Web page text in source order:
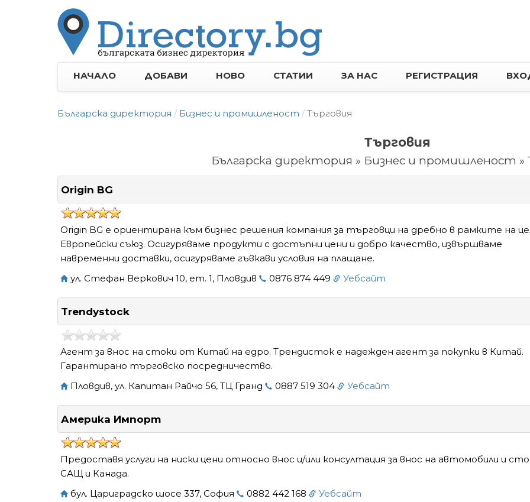
НАЧАЛО ДОБАВИ НОВО СТАТИИ ЗА НАС РЕГИСТРАЦИЯ
Българска директория Бизнес и промишленост Търговия
Търговия
Българска директория » Бизнес и промишленост »
Origin BG
Origin BG е ориентирана към бизнес решения компания за търговци на дребно в рамките на
Европейски съюз. Осигуряваме продукти с достъпни цени и добро качество, извършваме
навременни доставки, осигуряваме гъвкави условия на плащане.
ул. Стефан Веркович 10, ет. 1, Пловдив
0876 874 449 Уебсайт
Trendystock
Агент за внос на стоки от Китай на едро. Трендисток е надежден агент за покупки в Китай.
Гарантирано търговско посредничество.
Пловдив, ул. Капитан Райчо 56, ТЦ Гранд
0887 519 304 Уебсайт
Америка Импорт
Предоставя услуги на ниски цени относно внос и/или консултация за внос на автомобили и
САЩ и Канада.
бул. Цариградско шосе 337, София
0882 442 168 Уебсайт